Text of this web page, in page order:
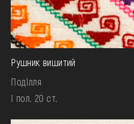
Рушник вишитий
Поділля
І пол. 20 ст.